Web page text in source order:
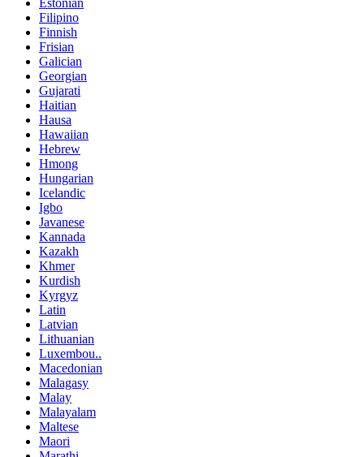
Filipino
Finnish
Frisian
Galician
Georgian
Gujarati
Haitian
Hausa
Hawaiian
Hebrew
Hmong
Hungarian
Icelandic
Igbo
Javanese
Kannada
Kazakh
Khmer
Kurdish
Kyrgyz
Latin
Latvian
Lithuanian
Luxembou..
Macedonian
Malagasy
Malay
Malayalam
Maltese
Maori